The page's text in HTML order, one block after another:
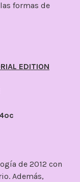
formas de
EDITION
de 2012 con
Además,